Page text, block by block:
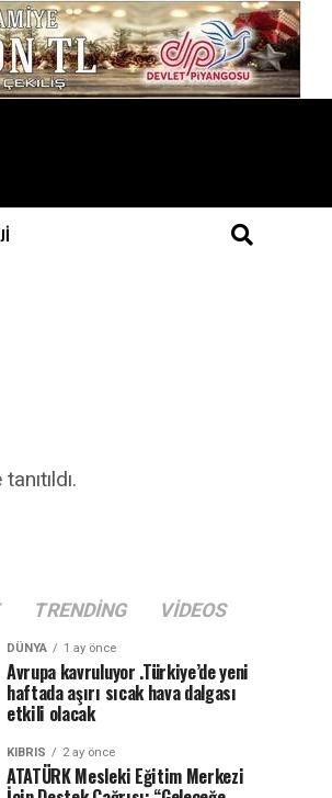
TRENDING VIDEOS
DÜNYA 1 ay önce
Avrupa kavruluyor .Türkiye’de yeni
haftada aşırı sıcak hava dalgası
etkili olacak
KIBRIS 2 ay önce
ATATÜRK Mesleki Eğitim Merkezi